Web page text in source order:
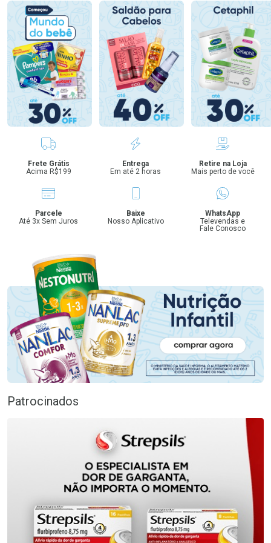
Benefícios
Frete Grátis
Acima R$199
Entrega
Em até 2 horas
Retire na Loja
Mais perto de você
Parcele
Até 3x Sem Juros
Baixe
Nosso Aplicativo
WhatsApp
Televendas e
Fale Conosco
Patrocinados